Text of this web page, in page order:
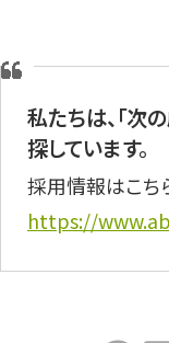
私たちは、「次
探しています。
採用情報はこち
https://